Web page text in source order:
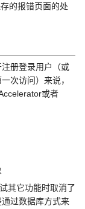
的报错页面的处
册登录用户（或
次访问）来说，
或者
其它功能时取消了
过数据库方式来